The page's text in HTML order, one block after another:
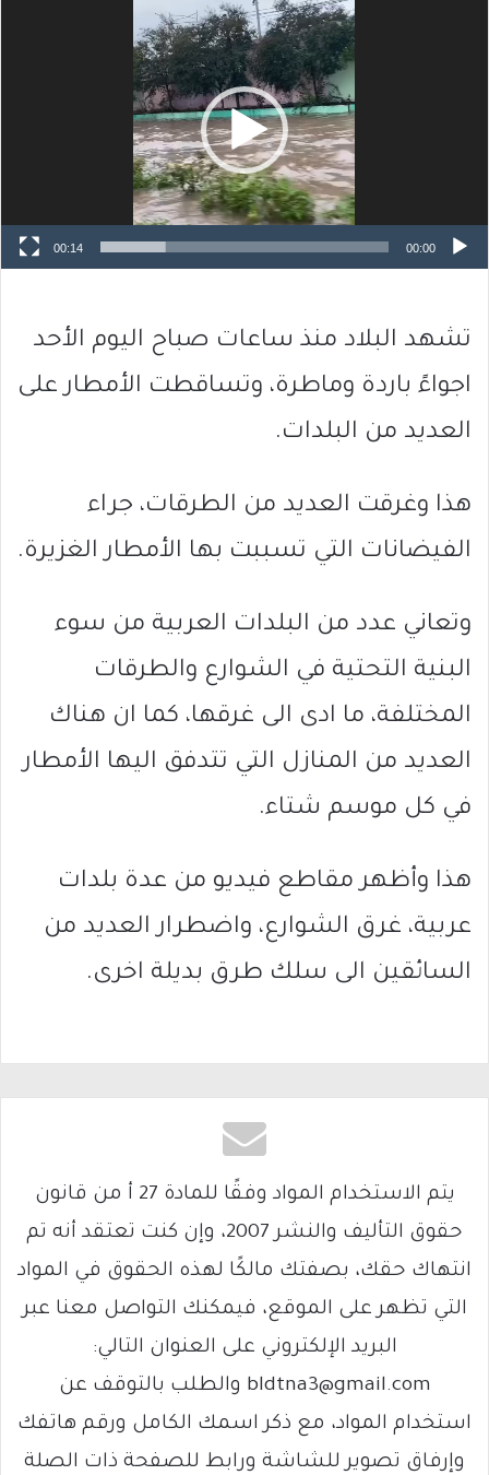
00:00
00:14
تشهد البلاد منذ ساعات صباح اليوم الأحد
اجواءً باردة وماطرة، وتساقطت الأمطار على
العديد من البلدات.
هذا وغرقت العديد من الطرقات، جراء
الفيضانات التي تسببت بها الأمطار الغزيرة.
وتعاني عدد من البلدات العربية من سوء
البنية التحتية في الشوارع والطرقات
المختلفة، ما ادى الى غرقها، كما ان هناك
العديد من المنازل التي تتدفق اليها الأمطار
في كل موسم شتاء.
هذا وأظهر مقاطع فيديو من عدة بلدات
عربية، غرق الشوارع، واضطرار العديد من
السائقين الى سلك طرق بديلة اخرى.
يتم الاستخدام المواد وفقًا للمادة 27 أ من قانون
حقوق التأليف والنشر 2007، وإن كنت تعتقد أنه تم
انتهاك حقك، بصفتك مالكًا لهذه الحقوق في المواد
التي تظهر على الموقع، فيمكنك التواصل معنا عبر
البريد الإلكتروني على العنوان التالي:
bldtna3@gmail.com والطلب بالتوقف عن
استخدام المواد، مع ذكر اسمك الكامل ورقم هاتفك
وإرفاق تصوير للشاشة ورابط للصفحة ذات الصلة